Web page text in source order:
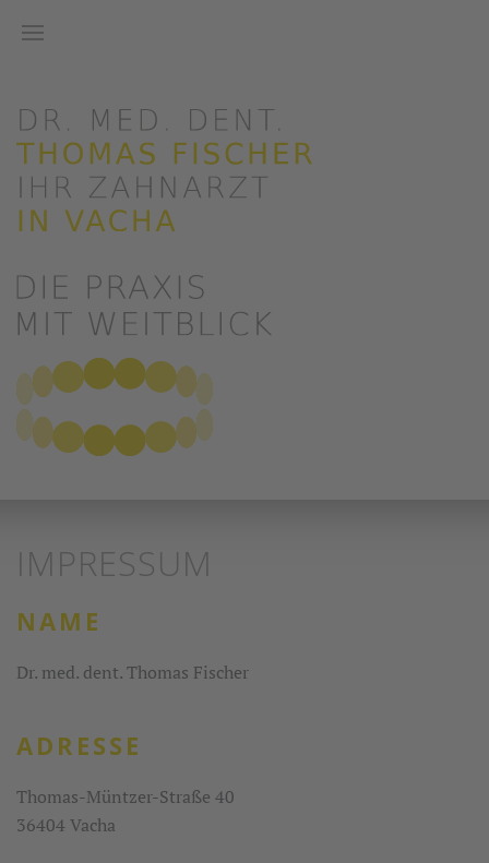
IMPRESSUM
NAME
Dr. med. dent. Thomas Fischer
ADRESSE
Thomas-Müntzer-Straße 40
36404 Vacha